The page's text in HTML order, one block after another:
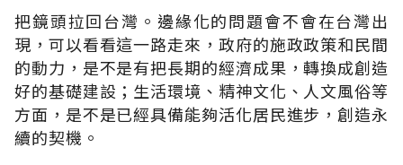
把鏡頭拉回台灣。邊緣化的問題會不會在台灣出
現，可以看看這一路走來，政府的施政政策和民間
的動力，是不是有把長期的經濟成果，轉換成創造
好的基礎建設；生活環境、精神文化、人文風俗等
方面，是不是已經具備能夠活化居民進步，創造永
續的契機。